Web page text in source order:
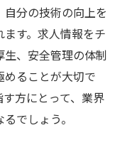
分の技術の向上を
す。求人情報をチ
、安全管理の体制
めることが大切で
方にとって、業界
でしょう。